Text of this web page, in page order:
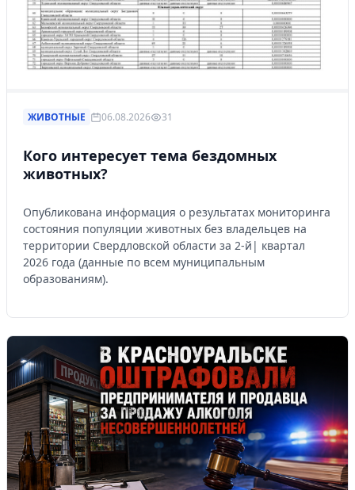
ЖИВОТНЫЕ 06.08.2026 31
Кого интересует тема бездомных
животных?
Опубликована информация о результатах мониторинга
состояния популяции животных без владельцев на
территории Свердловской области за 2-й| квартал
2026 года (данные по всем муниципальным
образованиям).